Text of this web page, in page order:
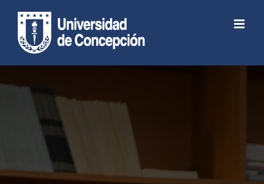
Abrir barra de herramientas
content